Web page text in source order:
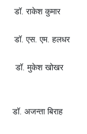
डॉ. राकेश कुमार
डॉ. एस. एम. हलधर
डॉ. मुकेश खोखर
डॉ. अजन्ता बिराह